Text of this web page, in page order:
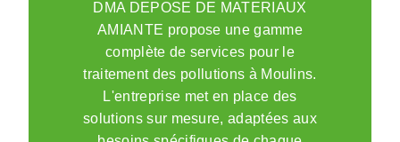
DMA DEPOSE DE MATERIAUX
AMIANTE propose une gamme
complète de services pour le
traitement des pollutions à Moulins.
L'entreprise met en place des
solutions sur mesure, adaptées aux